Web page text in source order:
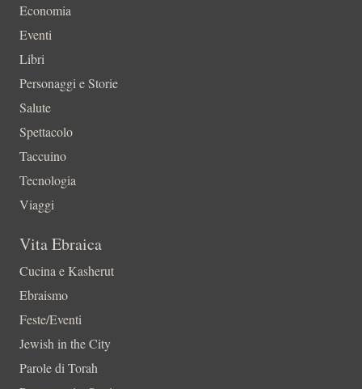
Economia
Eventi
Libri
Personaggi e Storie
Salute
Spettacolo
Taccuino
Tecnologia
Viaggi
Vita Ebraica
Cucina e Kasherut
Ebraismo
Feste/Eventi
Jewish in the City
Parole di Torah